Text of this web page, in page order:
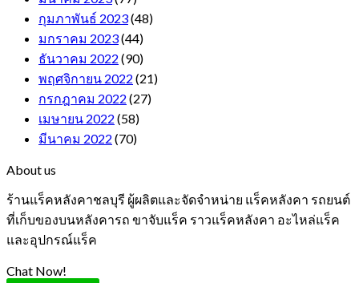
กุมภาพันธ์ 2023(48)
มกราคม 2023(44)
ธันวาคม 2022 (90)
พฤศจิกายน 2022 (21)
กรกฎาคม 2022 (27)
เมษายน 2022 (58)
มีนาคม 2022 (70)
About us
ร้านแร็คหลังคาชลบุรี ผู้ผลิตและจัดจำหน่าย แร็คหลังคา รถยนต์
ที่เก็บของบนหลังคารถ ขาจับแร็ค ราวแร็คหลังคา อะไหล่แร็ค
และอุปกรณ์แร็ค
Chat Now!